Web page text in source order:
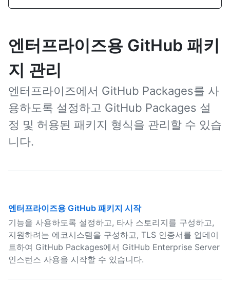
엔터프라이즈용 GitHub 패키
지 관리
엔터프라이즈에서 GitHub Packages를 사
용하도록 설정하고 GitHub Packages 설
정 및 허용된 패키지 형식을 관리할 수 있습
니다.
엔터프라이즈용 GitHub 패키지 시작
기능을 사용하도록 설정하고, 타사 스토리지를 구성하고,
지원하려는 에코시스템을 구성하고, TLS 인증서를 업데이
트하여 GitHub Packages에서 GitHub Enterprise Server
인스턴스 사용을 시작할 수 있습니다.